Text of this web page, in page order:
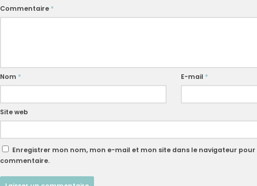
Commentaire *
Nom * E-mail *
Site web
Enregistrer mon nom, mon e-mail et mon site dans le navigateur
commentaire.